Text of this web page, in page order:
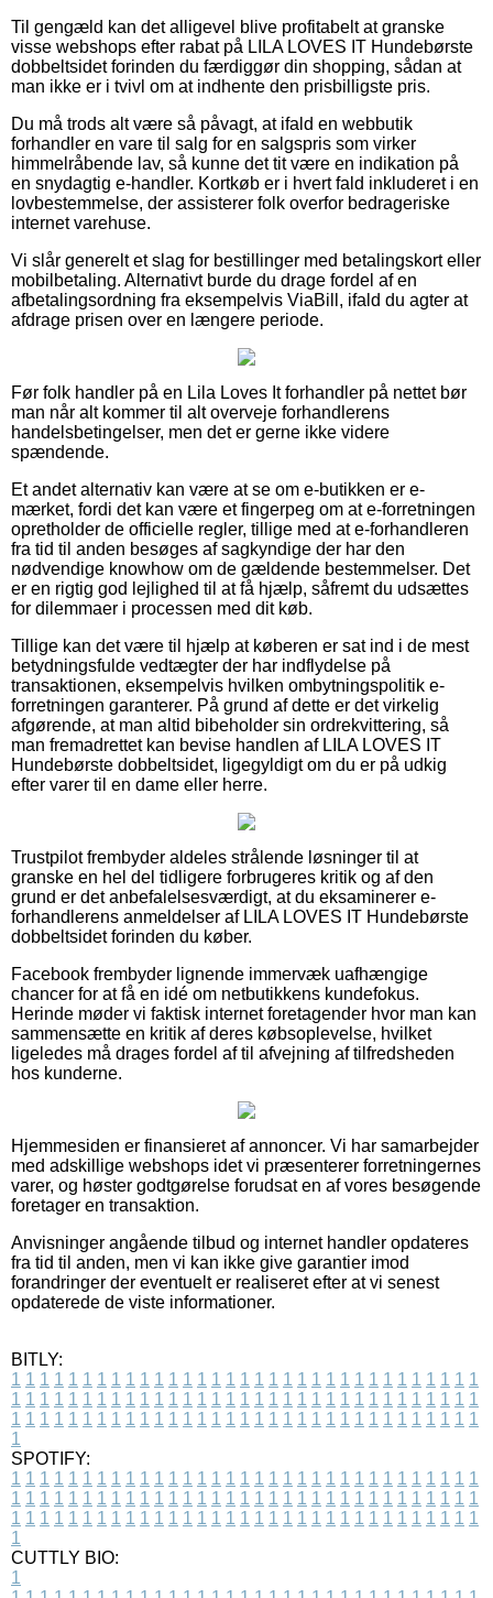
Til gengæld kan det alligevel blive profitabelt at granske
visse webshops efter rabat på LILA LOVES IT Hundebørste
dobbeltsidet forinden du færdiggør din shopping, sådan at
man ikke er i tvivl om at indhente den prisbilligste pris.
Du må trods alt være så påvagt, at ifald en webbutik
forhandler en vare til salg for en salgspris som virker
himmelråbende lav, så kunne det tit være en indikation på
en snydagtig e-handler. Kortkøb er i hvert fald inkluderet i en
lovbestemmelse, der assisterer folk overfor bedrageriske
internet varehuse.
Vi slår generelt et slag for bestillinger med betalingskort eller
mobilbetaling. Alternativt burde du drage fordel af en
afbetalingsordning fra eksempelvis ViaBill, ifald du agter at
afdrage prisen over en længere periode.
Før folk handler på en Lila Loves It forhandler på nettet bør
man når alt kommer til alt overveje forhandlerens
handelsbetingelser, men det er gerne ikke videre
spændende.
Et andet alternativ kan være at se om e-butikken er e-
mærket, fordi det kan være et fingerpeg om at e-forretningen
opretholder de officielle regler, tillige med at e-forhandleren
fra tid til anden besøges af sagkyndige der har den
nødvendige knowhow om de gældende bestemmelser. Det
er en rigtig god lejlighed til at få hjælp, såfremt du udsættes
for dilemmaer i processen med dit køb.
Tillige kan det være til hjælp at køberen er sat ind i de mest
betydningsfulde vedtægter der har indflydelse på
transaktionen, eksempelvis hvilken ombytningspolitik e-
forretningen garanterer. På grund af dette er det virkelig
afgørende, at man altid bibeholder sin ordrekvittering, så
man fremadrettet kan bevise handlen af LILA LOVES IT
Hundebørste dobbeltsidet, ligegyldigt om du er på udkig
efter varer til en dame eller herre.
Trustpilot frembyder aldeles strålende løsninger til at
granske en hel del tidligere forbrugeres kritik og af den
grund er det anbefalelsesværdigt, at du eksaminerer e-
forhandlerens anmeldelser af LILA LOVES IT Hundebørste
dobbeltsidet forinden du køber.
Facebook frembyder lignende immervæk uafhængige
chancer for at få en idé om netbutikkens kundefokus.
Herinde møder vi faktisk internet foretagender hvor man kan
sammensætte en kritik af deres købsoplevelse, hvilket
ligeledes må drages fordel af til afvejning af tilfredsheden
hos kunderne.
Hjemmesiden er finansieret af annoncer. Vi har samarbejder
med adskillige webshops idet vi præsenterer forretningernes
varer, og høster godtgørelse forudsat en af vores besøgende
foretager en transaktion.
Anvisninger angående tilbud og internet handler opdateres
fra tid til anden, men vi kan ikke give garantier imod
forandringer der eventuelt er realiseret efter at vi senest
opdaterede de viste informationer.
BITLY:
1 1 1 1 1 1 1 1 1 1 1 1 1 1 1 1 1 1 1 1 1 1 1 1 1 1 1 1 1 1 1 1 1
1 1 1 1 1 1 1 1 1 1 1 1 1 1 1 1 1 1 1 1 1 1 1 1 1 1 1 1 1 1 1 1 1
1 1 1 1 1 1 1 1 1 1 1 1 1 1 1 1 1 1 1 1 1 1 1 1 1 1 1 1 1 1 1 1 1
1
SPOTIFY:
1 1 1 1 1 1 1 1 1 1 1 1 1 1 1 1 1 1 1 1 1 1 1 1 1 1 1 1 1 1 1 1 1
1 1 1 1 1 1 1 1 1 1 1 1 1 1 1 1 1 1 1 1 1 1 1 1 1 1 1 1 1 1 1 1 1
1 1 1 1 1 1 1 1 1 1 1 1 1 1 1 1 1 1 1 1 1 1 1 1 1 1 1 1 1 1 1 1 1
1
CUTTLY BIO:
1